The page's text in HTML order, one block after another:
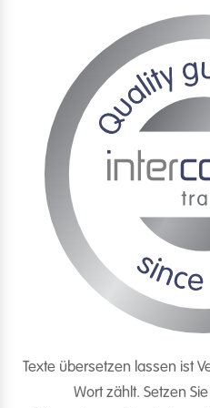
Texte übersetzen lassen ist
Wort zählt. Setzen